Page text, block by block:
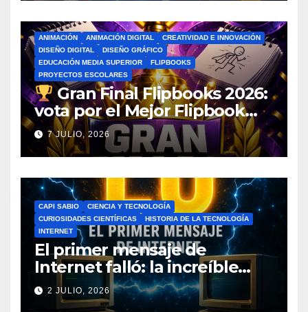
ANIMACIÓN ANIMACIÓN DIGITAL
CREATIVIDAD E INNOVACIÓN
DISEÑO DIGITAL
DISEÑO GRÁFICO
EDUCACIÓN MEDIA SUPERIOR
FLIPBOOKS
PROYECTOS ESCOLARES
Gran Final Flipbooks 2026:
vota por el Mejor Flipbook
del Ciclo Escolar
7 JULIO, 2026
CAPI SABIO
CIENCIA Y TECNOLOGÍA
CURIOSIDADES CIENTÍFICAS
HISTORIA DE LA TECNOLOGÍA
INTERNET
El primer mensaje de
Internet falló: la increíble
historia de ARPANET que
cambió el mundo
2 JULIO, 2026